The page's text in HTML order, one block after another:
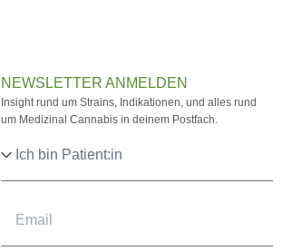
NEWSLETTER ANMELDEN
Insight rund um Strains, Indikationen, und alles rund
um Medizinal Cannabis in deinem Postfach.